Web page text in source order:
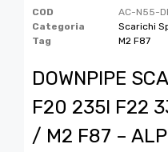
COD
AC-N55-
Categoria
Scarichi
Tag
M2 F87
DOWNPIPE
F20 235I F22
/ M2 F87 –